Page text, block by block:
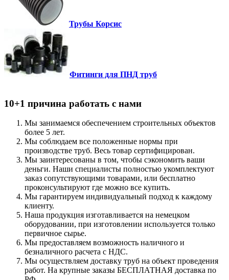
Трубы Корсис
Фитинги для ПНД труб
10+1 причина работать с нами
Мы занимаемся обеспечением строительных объектов
более 5 лет.
Мы соблюдаем все положенные нормы при
производстве труб. Весь товар сертифицирован.
Мы заинтересованы в том, чтобы сэкономить ваши
деньги. Наши специалисты полностью укомплектуют
заказ сопутствующими товарами, или бесплатно
проконсультируют где можно все купить.
Мы гарантируем индивидуальный подход к каждому
клиенту.
Наша продукция изготавливается на немецком
оборудовании, при изготовлении используется только
первичное сырье.
Мы предоставляем возможность наличного и
безналичного расчета с НДС.
Мы осуществляем доставку труб на объект проведения
работ. На крупные заказы БЕСПЛАТНАЯ доставка по